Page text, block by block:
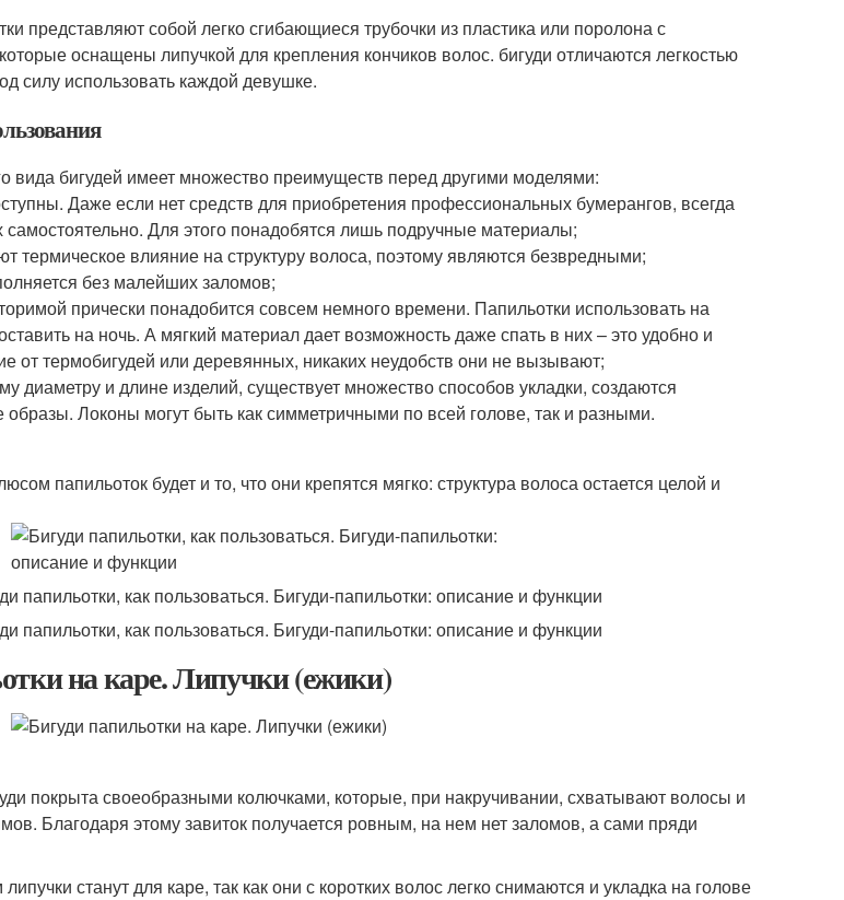
представляют собой легко сгибающиеся трубочки из пластика или поролона с
оснащены липучкой для крепления кончиков волос. бигуди отличаются легкостью
силу использовать каждой девушке.
вида бигудей имеет множество преимуществ перед другими моделями:
Даже если нет средств для приобретения профессиональных бумерангов, всегда
самостоятельно. Для этого понадобятся лишь подручные материалы;
термическое влияние на структуру волоса, поэтому являются безвредными;
без малейших заломов;
прически понадобится совсем немного времени. Папильотки использовать на
на ночь. А мягкий материал дает возможность даже спать в них – это удобно и
от термобигудей или деревянных, никаких неудобств они не вызывают;
диаметру и длине изделий, существует множество способов укладки, создаются
образы. Локоны могут быть как симметричными по всей голове, так и разными.
папильоток будет и то, что они крепятся мягко: структура волоса остается целой и
на каре. Липучки (ежики)
покрыта своеобразными колючками, которые, при накручивании, схватывают волосы и
Благодаря этому завиток получается ровным, на нем нет заломов, а сами пряди
станут для каре, так как они с коротких волос легко снимаются и укладка на голове